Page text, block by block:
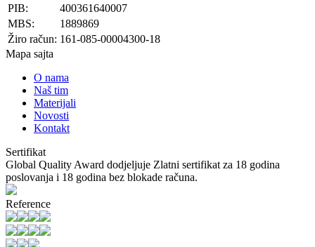
PIB:
400361640007
MBS:
1889869
Žiro račun: 161-085-00004300-18
Mapa sajta
O nama
Naš tim
Materijali
Novosti
Kontakt
Sertifikat
Global Quality Award dodjeljuje Zlatni sertifikat za 18 godina
poslovanja i 18 godina bez blokade računa.
Reference